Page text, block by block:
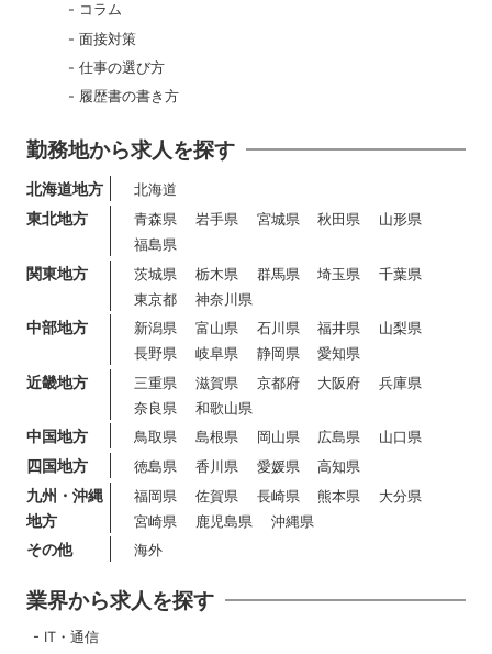
コラム
面接対策
仕事の選び方
履歴書の書き方
勤務地から求人を探す
北海道地方 北海道
東北地方 青森県 岩手県 宮城県 秋田県
山形県
福島県
関東地方 茨城県 栃木県 群馬県 埼玉県
千葉県
東京都
神奈川県
中部地方 新潟県 富山県 石川県 福井県
山梨県
長野県
岐阜県 静岡県 愛知県
近畿地方 三重県 滋賀県 京都府 大阪府
兵庫県
奈良県
和歌山県
中国地方 鳥取県 島根県 岡山県 広島県 山口県
四国地方 徳島県 香川県 愛媛県 高知県
九州・沖縄
地方
福岡県 佐賀県 長崎県 熊本県
大分県
宮崎県
鹿児島県 沖縄県
その他 海外
業界から求人を探す
IT・通信